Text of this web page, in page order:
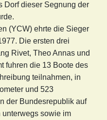
Dorf dieser Segnung der
(YCW) ehrte die Sieger
Die ersten drei
Rivet, Theo Annas und
fuhren die 13 Boote des
teilnahmen, in
und 523
der Bundesrepublik auf
unterwegs sowie im